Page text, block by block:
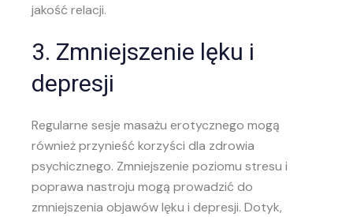
jakość relacji.
3. Zmniejszenie lęku i
depresji
Regularne sesje masażu erotycznego mogą
również przynieść korzyści dla zdrowia
psychicznego. Zmniejszenie poziomu stresu i
poprawa nastroju mogą prowadzić do
zmniejszenia objawów lęku i depresji. Dotyk,